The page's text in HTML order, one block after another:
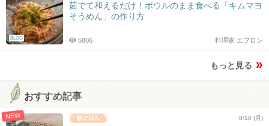
BLOG
茹でて和えるだけ！ボウルのまま食べる「キムマヨ
そうめん」の作り方
料理家 エプロン
5806
もっと見る
おすすめ記事
NEW 8/10 (月)